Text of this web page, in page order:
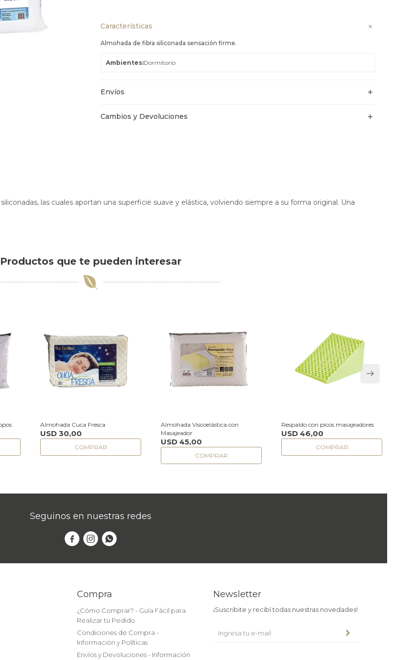
Características
Almohada de fibra siliconada sensación firme.
Ambientes Dormitorio
Envíos
Cambios y Devoluciones
las cuales aportan una superficie suave y elástica, volviendo siempre a su forma original. Una
Productos que te pueden interesar
Almohada Cuca Fresca
USD 30,00
Almohada Viscoelástica con
Masajeador
USD 45,00
Respaldo con picos masajeadores
USD 46,00
Seguinos en nuestras redes
  
Compra
¿Cómo Comprar? - Guía Fácil para
Realizar tu Pedido
Condiciones de Compra -
Información y Políticas
Envíos y Devoluciones - Información
Newsletter
¡Suscribite y recibí todas nuestras novedades!